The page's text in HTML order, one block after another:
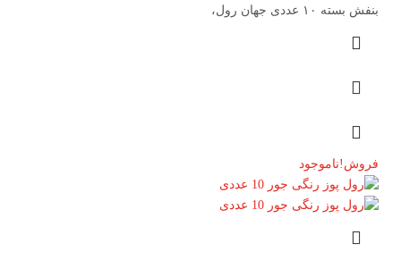
بنفش بسته ۱۰ عددی جهان رول،
فروش!ناموجود